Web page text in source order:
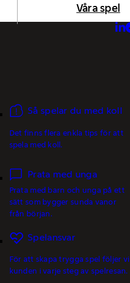
Så spelar du med koll
Det finns flera enkla tips för att
spela med koll.
Prata med unga
Prata med barn och unga på ett
sätt som bygger sunda vanor
från början.
Spelansvar
För att skapa trygga spel följer vi
kunden i varje steg av spelresan.
Våra spel